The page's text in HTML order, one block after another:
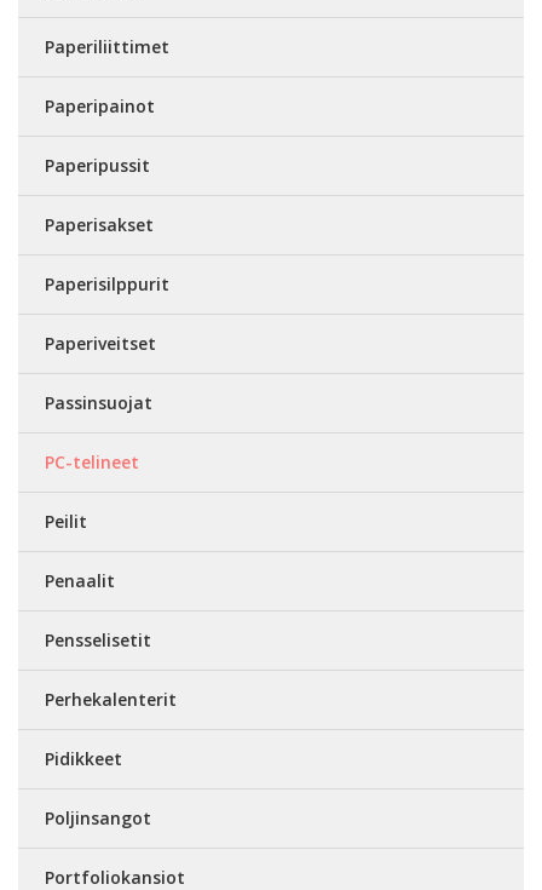
Paperiliittimet
Paperipainot
Paperipussit
Paperisakset
Paperisilppurit
Paperiveitset
Passinsuojat
PC-telineet
Peilit
Penaalit
Pensselisetit
Perhekalenterit
Pidikkeet
Poljinsangot
Portfoliokansiot